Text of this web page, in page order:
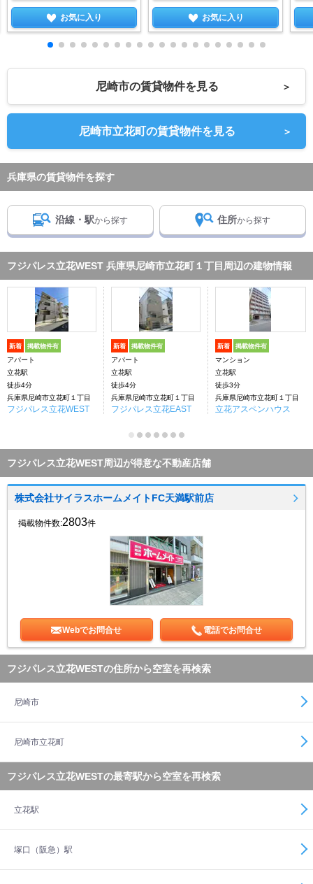
お気に入り お気に入り
尼崎市の賃貸物件を見る ＞
尼崎市立花町の賃貸物件を見る ＞
兵庫県の賃貸物件を探す
沿線・駅から探す 住所から探す
フジパレス立花WEST 兵庫県尼崎市立花町１丁目周辺の建物情報
新着 掲載物件有
アパート
立花駅
徒歩4分
兵庫県尼崎市立花町１丁目
フジパレス立花WEST
新着 掲載物件有
アパート
立花駅
徒歩4分
兵庫県尼崎市立花町１丁目
フジパレス立花EAST
新着 掲載物件有
マンション
立花駅
徒歩3分
兵庫県尼崎市立花町１丁目
立花アスペンハウス
フジパレス立花WEST周辺が得意な不動産店舗
株式会社サイラスホームメイトFC天満駅前店
掲載物件数:2803件
Webでお問合せ 電話でお問合せ
フジパレス立花WESTの住所から空室を再検索
尼崎市
尼崎市立花町
フジパレス立花WESTの最寄駅から空室を再検索
立花駅
塚口（阪急）駅